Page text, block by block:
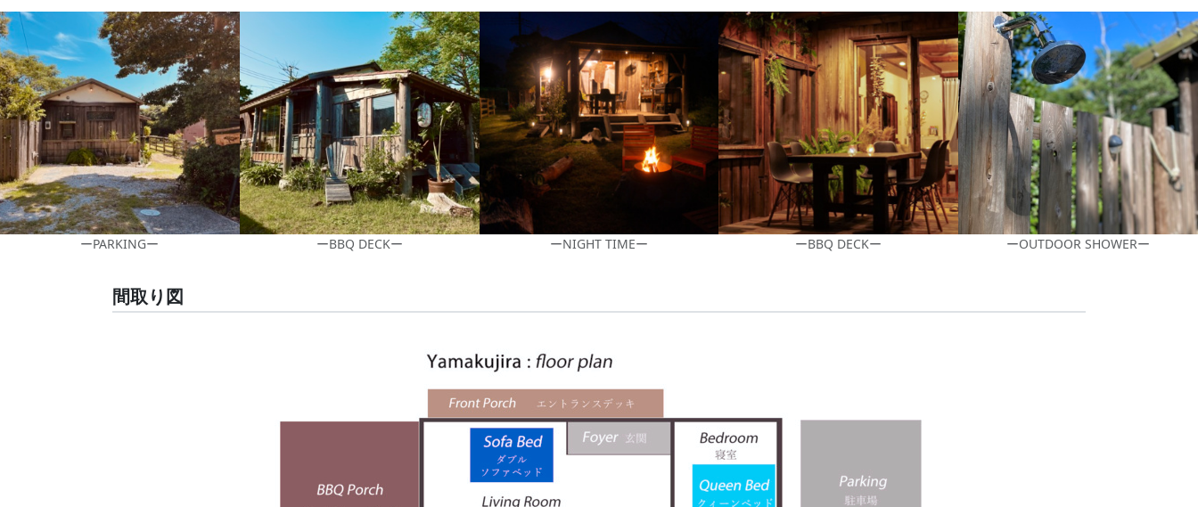
ーPARKINGー ーBBQ DECKー ーNIGHT TIMEー ーBBQ DECKー ーOUTDOOR SHOWERー
間取り図